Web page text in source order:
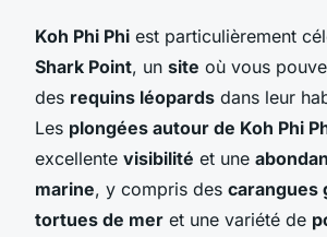
Koh Phi Phi est particulièrement
Shark Point, un site où vous
des requins léopards dans leur
Les plongées autour de Koh Phi
excellente visibilité et une
marine, y compris des carangues
tortues de mer et une variété de